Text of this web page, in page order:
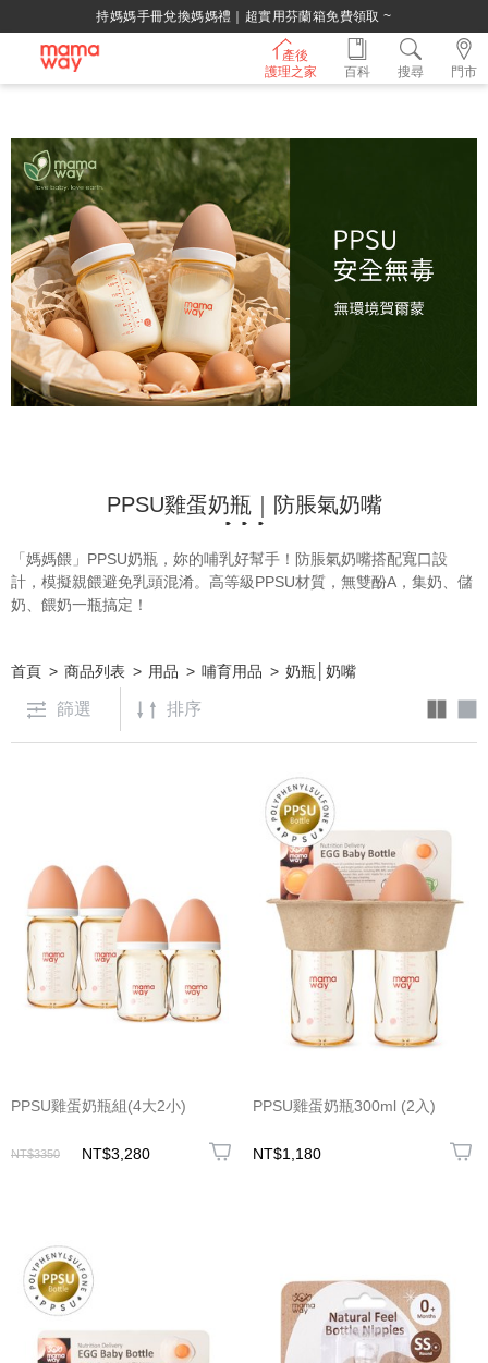
持媽媽手冊兌換媽媽禮｜超實用芬蘭箱免費領取 ~
產後
護理之家
門市
百科 搜尋
PPSU雞蛋奶瓶｜防脹氣奶嘴
「媽媽餵」PPSU奶瓶，妳的哺乳好幫手！防脹氣奶嘴搭配寬口設
計，模擬親餵避免乳頭混淆。高等級PPSU材質，無雙酚A，集奶、儲
奶、餵奶一瓶搞定！
首頁 商品列表 用品 哺育用品 奶瓶│奶嘴
篩選
PPSU雞蛋奶瓶組(4大2小)
NT$3350 NT$3,280
PPSU雞蛋奶瓶300ml (2入)
NT$1,180